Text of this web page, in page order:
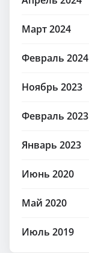
Март 2024
Февраль 2024
Ноябрь 2023
Февраль 2023
Январь 2023
Июнь 2020
Май 2020
Июль 2019